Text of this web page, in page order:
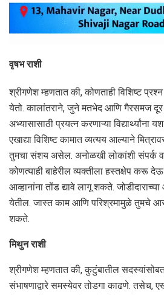
वृषभ राशी
श्रीगणेश म्‍हणतात की, कोणताही विशिष्ट
येतो. कालांतराने, जुने मतभेद आणि गैरसमज दूर
अभ्यासासाठी प्रयत्न करणाऱ्या विद्यार्थ्यांना
एखाद्या विशिष्ट कामात व्यत्यय आल्याने
तुमचा संशय असेल. अनोळखी लोकांशी संपर्क
कोणत्याही बाहेरील व्यक्तीला हस्तक्षेप करू
आव्हानांना तोंड द्यावे लागू शकते.
येतील. जास्त काम आणि परिश्रमामुळे तुमचे
शकते.
मिथुन राशी
श्रीगणेश म्‍हणतात की, कुटुंबातील
संभाषणाद्वारे समस्येवर तोडगा काढणे. तसेच,